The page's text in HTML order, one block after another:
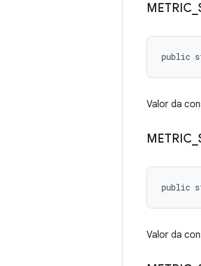
METRIC
public
Valor da
METRIC
public
Valor da